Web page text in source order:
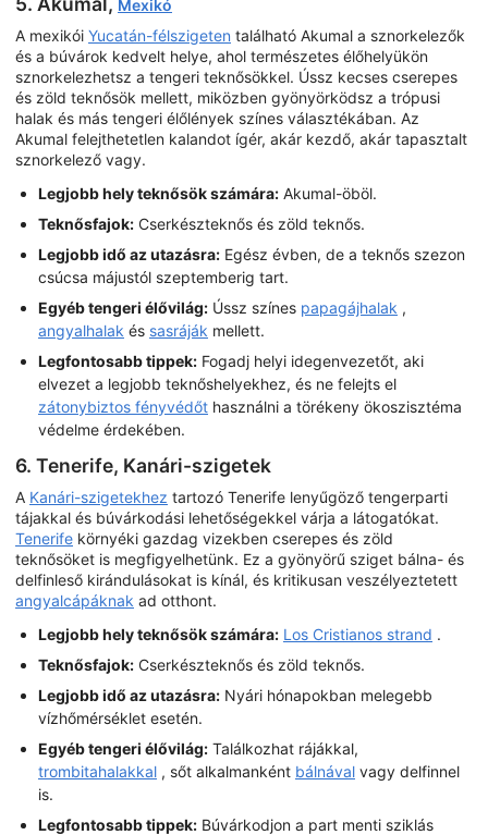
Mexikó
A mexikói Yucatán-félszigeten található Akumal a sznorkelezők
és a búvárok kedvelt helye, ahol természetes élőhelyükön
sznorkelezhetsz a tengeri teknősökkel. Ússz kecses cserepes
és zöld teknősök mellett, miközben gyönyörködsz a trópusi
halak és más tengeri élőlények színes választékában. Az
Akumal felejthetetlen kalandot ígér, akár kezdő, akár tapasztalt
sznorkelező vagy.
Legjobb hely teknősök számára: Akumal-öböl.
Teknősfajok: Cserkészteknős és zöld teknős.
Legjobb idő az utazásra: Egész évben, de a teknős szezon
csúcsa májustól szeptemberig tart.
Egyéb tengeri élővilág: Ússz színes papagájhalak ,
angyalhalak és sasráják mellett.
Legfontosabb tippek: Fogadj helyi idegenvezetőt, aki
elvezet a legjobb teknőshelyekhez, és ne felejts el
zátonybiztos fényvédőt használni a törékeny ökoszisztéma
védelme érdekében.
6. Tenerife, Kanári-szigetek
A Kanári-szigetekhez tartozó Tenerife lenyűgöző tengerparti
tájakkal és búvárkodási lehetőségekkel várja a látogatókat.
Tenerife környéki gazdag vizekben cserepes és zöld
teknősöket is megfigyelhetünk. Ez a gyönyörű sziget bálna- és
delfinleső kirándulásokat is kínál, és kritikusan veszélyeztetett
angyalcápáknak ad otthont.
Legjobb hely teknősök számára: Los Cristianos strand .
Teknősfajok: Cserkészteknős és zöld teknős.
Legjobb idő az utazásra: Nyári hónapokban melegebb
vízhőmérséklet esetén.
Egyéb tengeri élővilág: Találkozhat rájákkal,
trombitahalakkal , sőt alkalmanként bálnával vagy delfinnel
is.
Legfontosabb tippek: Búvárkodjon a part menti sziklás